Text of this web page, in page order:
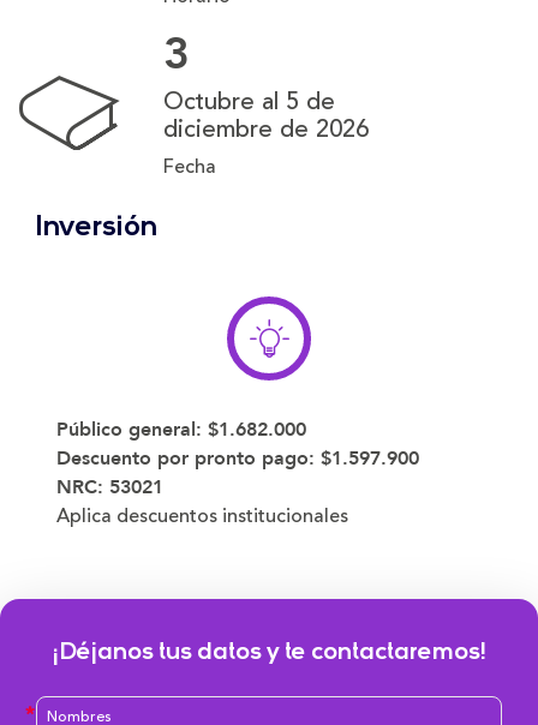
3
Octubre al 5 de
diciembre de 2026
Fecha
Inversión
Público general: $1.682.000
Descuento por pronto pago: $1.597.900
NRC: 53021
Aplica descuentos institucionales
¡Déjanos tus datos y te contactaremos!